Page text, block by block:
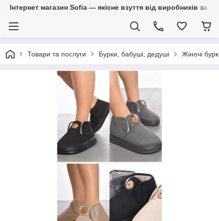
Інтернет магазин Sofia — якісне взуття від виробників за
Товари та послуги Бурки, бабуші, дедуші Жіночі